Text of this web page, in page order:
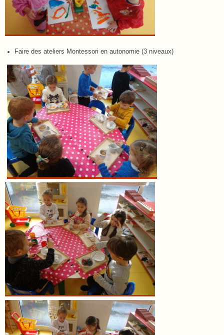
Faire des ateliers Montessori en autonomie (3 niveaux)